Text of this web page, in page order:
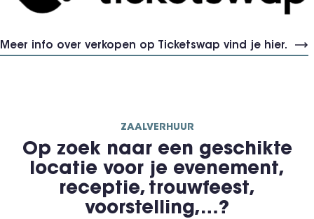
Meer info over verkopen op Ticketswap vind je hier.
ZAALVERHUUR
Op zoek naar een geschikte
locatie voor je evenement,
receptie, trouwfeest,
voorstelling,…?